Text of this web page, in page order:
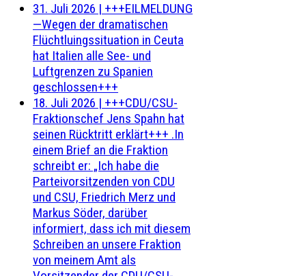
31. Juli 2026 | +++EILMELDUNG
—Wegen der dramatischen
Flüchtluingssituation in Ceuta
hat Italien alle See- und
Luftgrenzen zu Spanien
geschlossen+++
18. Juli 2026 | +++CDU/CSU-
Fraktionschef Jens Spahn hat
seinen Rücktritt erklärt+++ .In
einem Brief an die Fraktion
schreibt er: „Ich habe die
Parteivorsitzenden von CDU
und CSU, Friedrich Merz und
Markus Söder, darüber
informiert, dass ich mit diesem
Schreiben an unsere Fraktion
von meinem Amt als